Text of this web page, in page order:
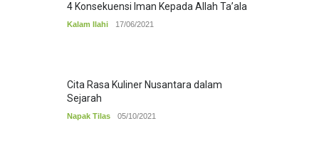
4 Konsekuensi Iman Kepada Allah Ta’ala
Kalam Ilahi 17/06/2021
Cita Rasa Kuliner Nusantara dalam
Sejarah
Napak Tilas 05/10/2021